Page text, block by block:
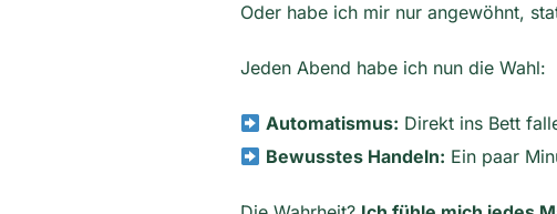
Oder habe ich mir nur angewöhnt,
Jeden Abend habe ich nun die Wahl:
Automatismus: Direkt ins Bett
Bewusstes Handeln: Ein paar